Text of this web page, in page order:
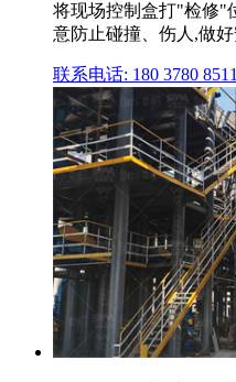
将现场控制盒打"检修"
意防止碰撞、伤人,做
联系电话: 180 3780 8511